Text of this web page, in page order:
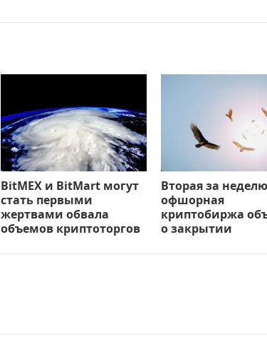
BitMEX и BitMart могут
стать первыми
жертвами обвала
объемов криптоторгов
Вторая за неделю
офшорная
криптобиржа
о закрытии